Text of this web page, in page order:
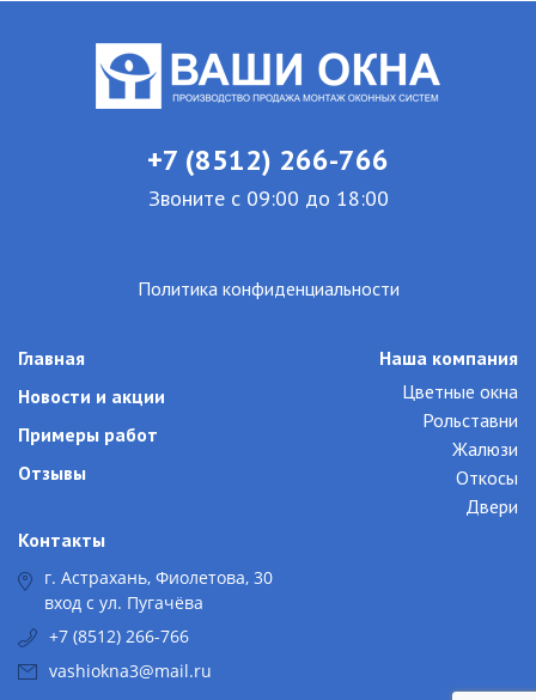
+7 (8512) 266-766
Звоните с 09:00 до 18:00
Политика конфиденциальности
Главная
Новости и акции
Примеры работ
Отзывы
Наша компания
Цветные окна
Рольставни
Жалюзи
Откосы
Двери
Контакты
г. Астрахань, Фиолетова, 30
вход с ул. Пугачёва
+7 (8512) 266-766
vashiokna3@mail.ru